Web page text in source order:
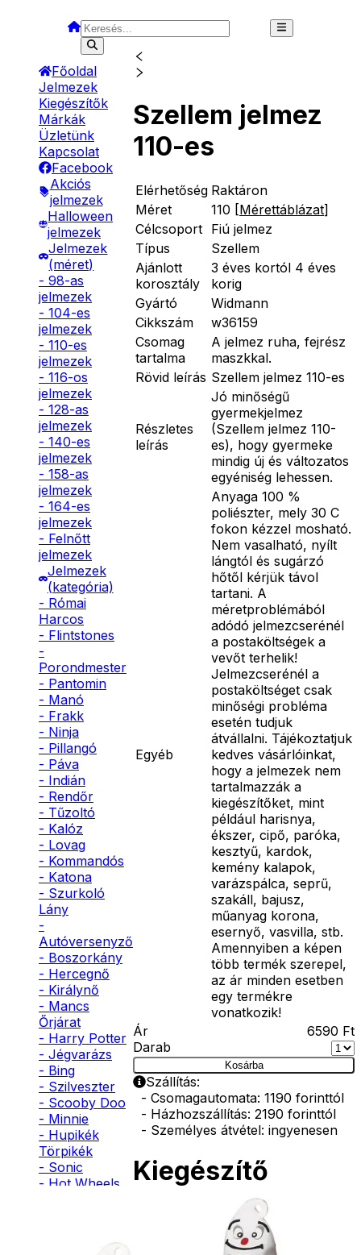
Főoldal
Jelmezek
Kiegészítők
Márkák
Üzletünk
Kapcsolat
Facebook
Akciós
jelmezek
Halloween
jelmezek
Jelmezek
(méret)
- 98-as
jelmezek
- 104-es
jelmezek
- 110-es
jelmezek
- 116-os
jelmezek
- 128-as
jelmezek
- 140-es
jelmezek
- 158-as
jelmezek
- 164-es
jelmezek
- Felnőtt
jelmezek
Jelmezek
(kategória)
- Római
Harcos
- Flintstones
-
Porondmester
- Pantomin
- Manó
- Frakk
- Ninja
- Pillangó
- Páva
- Indián
- Rendőr
- Tűzoltó
- Kalóz
- Lovag
- Kommandós
- Katona
- Szurkoló
Lány
-
Autóversenyző
- Boszorkány
- Hercegnő
- Királynő
- Mancs
Őrjárat
- Harry Potter
- Jégvarázs
- Bing
- Szilveszter
- Scooby Doo
- Minnie
- Hupikék
Törpikék
- Sonic
- Hot Wheels
Szellem jelmez
110-es
Elérhetőség Raktáron
Méret
110 [Mérettáblázat]
Célcsoport Fiú jelmez
Típus
Szellem
Ajánlott
korosztály
3 éves kortól 4 éves
korig
Gyártó
Widmann
Cikkszám
w36159
Csomag
tartalma
A jelmez ruha, fejrész
maszkkal.
Rövid leírás Szellem jelmez 110-es
Részletes
leírás
Jó minőségű
gyermekjelmez
(Szellem jelmez 110-
es), hogy gyermeke
mindig új és változatos
egyéniség lehessen.
Egyéb
Anyaga 100 %
poliészter, mely 30 C
fokon kézzel mosható.
Nem vasalható, nyílt
lángtól és sugárzó
hőtől kérjük távol
tartani. A
méretproblémából
adódó jelmezcserénél
a postaköltségek a
vevőt terhelik!
Jelmezcserénél a
postaköltséget csak
minőségi probléma
esetén tudjuk
átvállalni. Tájékoztatjuk
kedves vásárlóinkat,
hogy a jelmezek nem
tartalmazzák a
kiegészítőket, mint
például harisnya,
ékszer, cipő, paróka,
kesztyű, kardok,
kemény kalapok,
varázspálca, seprű,
szakáll, bajusz,
műanyag korona,
esernyő, vasvilla, stb.
Amennyiben a képen
több termék szerepel,
az ár minden esetben
egy termékre
vonatkozik!
Ár
6590 Ft
Darab
Kosárba
Szállítás:
- Csomagautomata: 1190 forinttól
- Házhozszállítás: 2190 forinttól
- Személyes átvétel: ingyenesen
Kiegészítő
termékek